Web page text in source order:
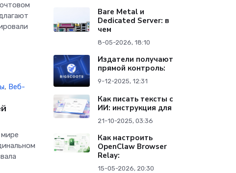
, Веб-
Bare Metal и
Dedicated Server: в
чем
8-05-2026, 18:10
Издатели получают
прямой контроль:
9-12-2025, 12:31
Как писать тексты с
ИИ: инструкция для
21-10-2025, 03:36
Как настроить
OpenClaw Browser
Relay:
15-05-2026, 20:30